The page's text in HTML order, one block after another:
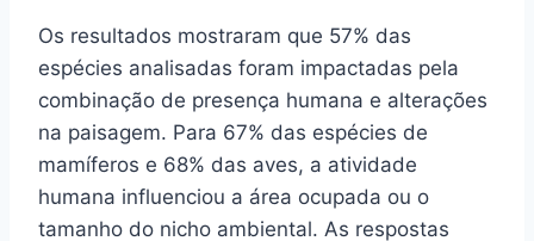
Os resultados mostraram que 57% das
espécies analisadas foram impactadas pela
combinação de presença humana e alterações
na paisagem. Para 67% das espécies de
mamíferos e 68% das aves, a atividade
humana influenciou a área ocupada ou o
tamanho do nicho ambiental. As respostas